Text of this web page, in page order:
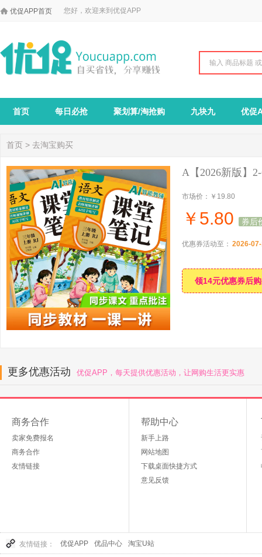
 优促APP首页 您好，欢迎来到优促APP
首页 每日必抢 聚划算/淘抢购 九块九 优促
首页 > 去淘宝购买
A【2026新版】
市场价： ￥19.80
￥ 5.80 券后
优惠券活动至： 2026-
领14元优惠券后
更多优惠活动 优促APP，每天提供优惠活动，让网购生活更实惠
商务合作
卖家免费报名
商务合作
友情链接
帮助中心
新手上路
网站地图
下载桌面快捷方式
意见反馈
友情链接： 优促APP 优品中心 淘宝U站